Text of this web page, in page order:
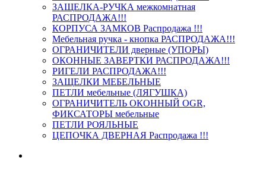
ЗАЩЕЛКА-РУЧКА межкомнатная
РАСПРОДАЖА!!!
КОРПУСА ЗАМКОВ Распродажа !!!
Мебельная ручка - кнопка РАСПРОДАЖА!!!
ОГРАНИЧИТЕЛИ дверные (УПОРЫ)
ОКОННЫЕ ЗАВЕРТКИ РАСПРОДАЖА!!!
РИГЕЛИ РАСПРОДАЖА!!!
ЗАЩЕЛКИ МЕБЕЛЬНЫЕ
ПЕТЛИ мебельные (ЛЯГУШКА)
ОГРАНИЧИТЕЛЬ ОКОННЫЙ OGR,
ФИКСАТОРЫ мебельные
ПЕТЛИ РОЯЛЬНЫЕ
ЦЕПОЧКА ДВЕРНАЯ Распродажа !!!